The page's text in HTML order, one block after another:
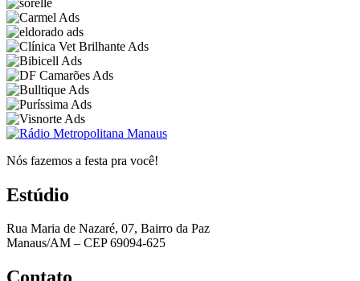
Nós fazemos a festa pra você!
Estúdio
Rua Maria de Nazaré, 07, Bairro da Paz
Manaus/AM – CEP 69094-625